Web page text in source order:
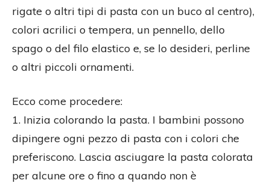
rigate o altri tipi di pasta con un buco al centro),
colori acrilici o tempera, un pennello, dello
spago o del filo elastico e, se lo desideri, perline
o altri piccoli ornamenti.
Ecco come procedere:
1. Inizia colorando la pasta. I bambini possono
dipingere ogni pezzo di pasta con i colori che
preferiscono. Lascia asciugare la pasta colorata
per alcune ore o fino a quando non è